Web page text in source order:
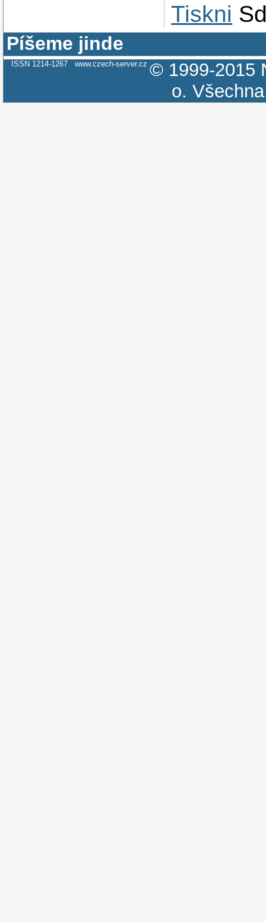
Tiskni
Píšeme jinde
ISSN 1214-1267 www.czech-server.cz © 1999-2015
o.